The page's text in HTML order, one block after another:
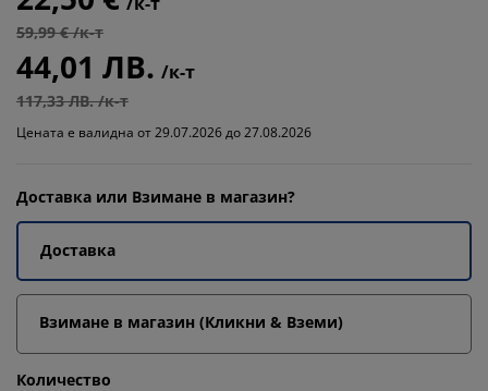
59,99 € /к-т
44,01 ЛВ. /к-т
117,33 ЛВ. /к-т
Цената е валидна от 29.07.2026 до 27.08.2026
Доставка или Взимане в магазин?
Доставка
Взимане в магазин (Кликни & Вземи)
Количество